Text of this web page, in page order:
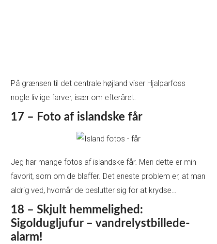
På grænsen til det centrale højland viser Hjalparfoss
nogle livlige farver, især om efteråret.
17 – Foto af islandske får
Jeg har mange fotos af islandske får. Men dette er min
favorit, som om de blaffer. Det eneste problem er, at man
aldrig ved, hvornår de beslutter sig for at krydse…
18 – Skjult hemmelighed:
Sigoldugljufur – vandrelystbillede-
alarm!